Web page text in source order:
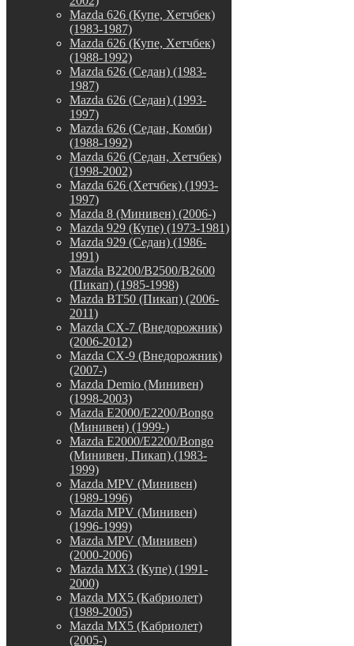
Mazda 626 (Купе, Хетчбек)
(1983-1987)
Mazda 626 (Купе, Хетчбек)
(1988-1992)
Mazda 626 (Седан) (1983-
1987)
Mazda 626 (Седан) (1993-
1997)
Mazda 626 (Седан, Комби)
(1988-1992)
Mazda 626 (Седан, Хетчбек)
(1998-2002)
Mazda 626 (Хетчбек) (1993-
1997)
Mazda 8 (Минивен) (2006-)
Mazda 929 (Купе) (1973-1981)
Mazda 929 (Седан) (1986-
1991)
Mazda B2200/B2500/B2600
(Пикап) (1985-1998)
Mazda BT50 (Пикап) (2006-
2011)
Mazda CX-7 (Внедорожник)
(2006-2012)
Mazda CX-9 (Внедорожник)
(2007-)
Mazda Demio (Минивен)
(1998-2003)
Mazda E2000/E2200/Bongo
(Минивен) (1999-)
Mazda E2000/E2200/Bongo
(Минивен, Пикап) (1983-
1999)
Mazda MPV (Минивен)
(1989-1996)
Mazda MPV (Минивен)
(1996-1999)
Mazda MPV (Минивен)
(2000-2006)
Mazda MX3 (Купе) (1991-
2000)
Mazda MX5 (Кабриолет)
(1989-2005)
Mazda MX5 (Кабриолет)
(2005-)